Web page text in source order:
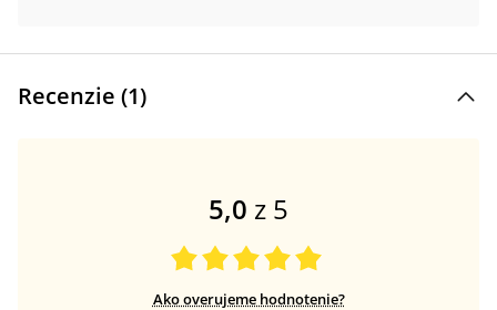
Recenzie (1)
5,0 z 5
Ako overujeme hodnotenie?